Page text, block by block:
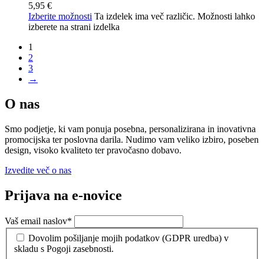
5,95 €
Izberite možnosti Ta izdelek ima več različic. Možnosti lahko
izberete na strani izdelka
1
2
3
→
O nas
Smo podjetje, ki vam ponuja posebna, personalizirana in inovativna
promocijska ter poslovna darila. Nudimo vam veliko izbiro, poseben
design, visoko kvaliteto ter pravočasno dobavo.
Izvedite več o nas
Prijava na e-novice
Vaš email naslov*
Dovolim pošiljanje mojih podatkov (GDPR uredba) v
skladu s Pogoji zasebnosti.